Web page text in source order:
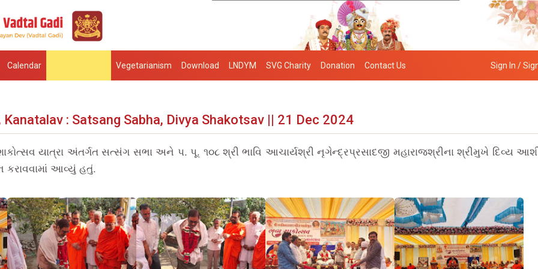
Calendar Vegetarianism Download LNDYM SVG Charity Donation Contact Us Sign In /
Kanatalav : Satsang Sabha, Divya Shakotsav || 21 Dec 2024
યાત્રા અંતર્ગત સત્સંગ સભા અને પ. પૂ. ૧૦૮ શ્રી ભાવિ આચાર્યશ્રી નૃગેન્દ્રપ્રસાદજી મહારાજશ્રીના શ્રીમુખે દિવ્ય
કરાવવામાં આવ્યું હતું.